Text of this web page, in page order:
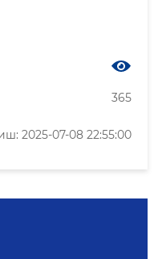
365
2025-07-08 22:55:00